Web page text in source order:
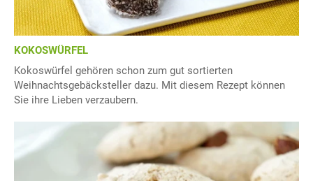
KOKOSWÜRFEL
Kokoswürfel gehören schon zum gut sortierten
Weihnachtsgebäcksteller dazu. Mit diesem Rezept können
Sie ihre Lieben verzaubern.